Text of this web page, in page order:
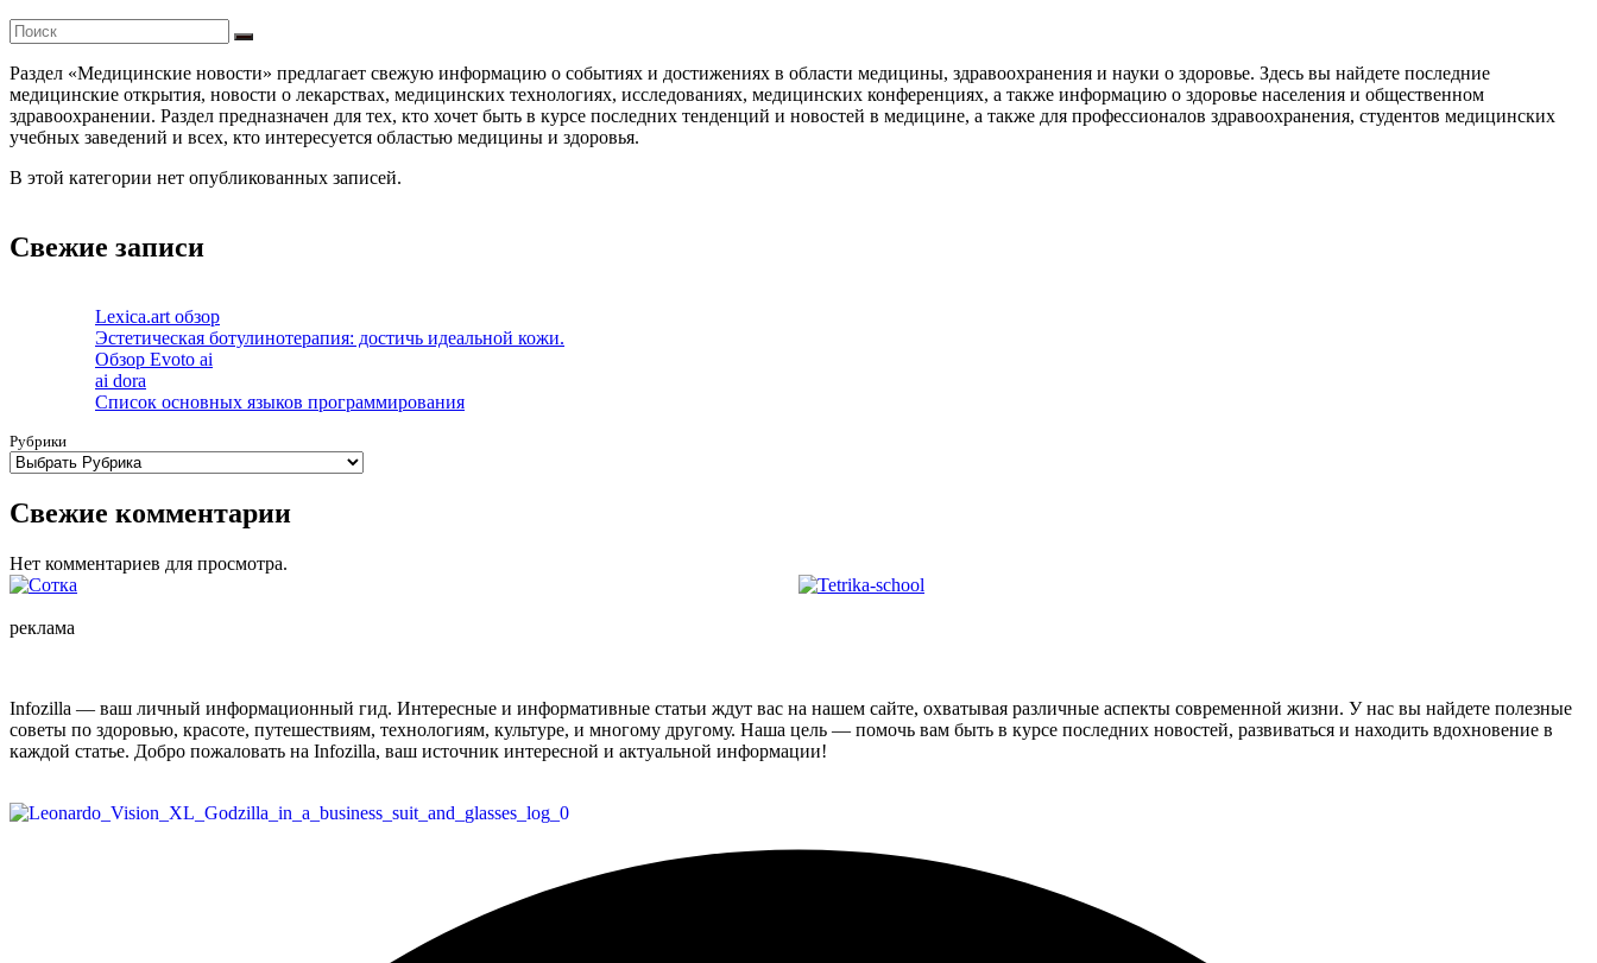
Раздел «Медицинские новости» предлагает свежую информацию о событиях и достижениях в области медицины, здравоохранения и науки о здоровье. Здесь вы найдете последние
медицинские открытия, новости о лекарствах, медицинских технологиях, исследованиях, медицинских конференциях, а также информацию о здоровье населения и общественном
здравоохранении. Раздел предназначен для тех, кто хочет быть в курсе последних тенденций и новостей в медицине, а также для профессионалов здравоохранения, студентов медицинских
учебных заведений и всех, кто интересуется областью медицины и здоровья.
В этой категории нет опубликованных записей.
Свежие записи
Lexica.art обзор
Эстетическая ботулинотерапия: достичь идеальной кожи.
Обзор Evoto ai
ai dora
Список основных языков программирования
Рубрики
Свежие комментарии
Нет комментариев для просмотра.
реклама
Infozilla — ваш личный информационный гид. Интересные и информативные статьи ждут вас на нашем сайте, охватывая различные аспекты современной жизни. У нас вы найдете полезные
советы по здоровью, красоте, путешествиям, технологиям, культуре, и многому другому. Наша цель — помочь вам быть в курсе последних новостей, развиваться и находить вдохновение в
каждой статье. Добро пожаловать на Infozilla, ваш источник интересной и актуальной информации!